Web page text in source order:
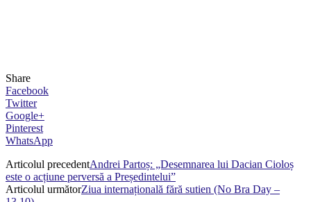
Share
Facebook
Twitter
Google+
Pinterest
WhatsApp
Articolul precedentAndrei Partoș: „Desemnarea lui Dacian Cioloș
este o acțiune perversă a Președintelui”
Articolul următorZiua internațională fără sutien (No Bra Day –